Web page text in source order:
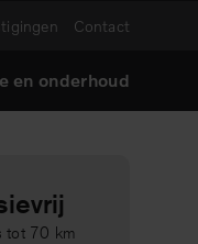
Contact
en onderhoud
tot 70 km